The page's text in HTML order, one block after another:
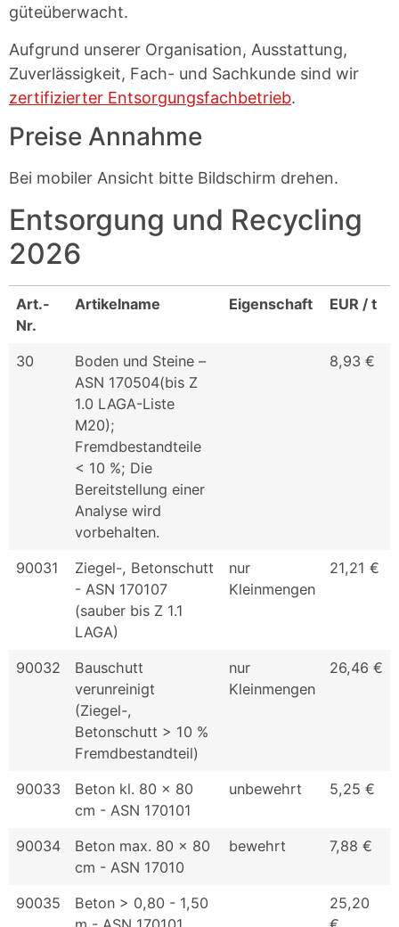
güteüberwacht.
Aufgrund unserer Organisation, Ausstattung,
Zuverlässigkeit, Fach- und Sachkunde sind wir
zertifizierter Entsorgungsfachbetrieb.
Preise Annahme
Bei mobiler Ansicht bitte Bildschirm drehen.
Entsorgung und Recycling
2026
Art.-
Nr.
Artikelname Eigenschaft EUR / t
30
Boden und Steine –
ASN 170504(bis Z
1.0 LAGA-Liste
M20);
Fremdbestandteile
< 10 %; Die
Bereitstellung einer
Analyse wird
vorbehalten.
8,93 €
90031
Ziegel-, Betonschutt
- ASN 170107
(sauber bis Z 1.1
LAGA)
nur
Kleinmengen
21,21 €
90032
Bauschutt
verunreinigt
(Ziegel-,
Betonschutt > 10 %
Fremdbestandteil)
nur
Kleinmengen
26,46 €
90033
Beton kl. 80 x 80
cm - ASN 170101
unbewehrt 5,25 €
90034
Beton max. 80 x 80
cm - ASN 17010
bewehrt 7,88 €
90035
Beton > 0,80 - 1,50
25,20